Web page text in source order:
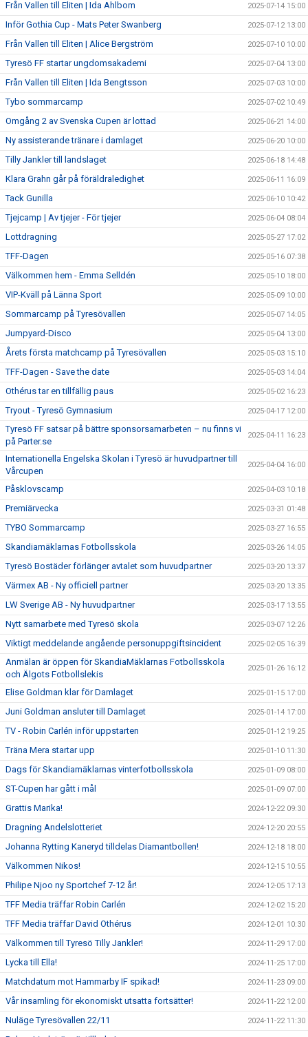
Från Vallen till Eliten | Ida Ahlbom 2025-07-14 15:00
Inför Gothia Cup - Mats Peter Swanberg 2025-07-12 13:00
Från Vallen till Eliten | Alice Bergström 2025-07-10 10:00
Tyresö FF startar ungdomsakademi 2025-07-04 13:00
Från Vallen till Eliten | Ida Bengtsson 2025-07-03 10:00
Tybo sommarcamp 2025-07-02 10:49
Omgång 2 av Svenska Cupen är lottad 2025-06-21 14:00
Ny assisterande tränare i damlaget 2025-06-20 10:00
Tilly Jankler till landslaget 2025-06-18 14:48
Klara Grahn går på föräldraledighet 2025-06-11 16:09
Tack Gunilla 2025-06-10 10:42
Tjejcamp | Av tjejer - För tjejer 2025-06-04 08:04
Lottdragning 2025-05-27 17:02
TFF-Dagen 2025-05-16 07:38
Välkommen hem - Emma Selldén 2025-05-10 18:00
VIP-Kväll på Länna Sport 2025-05-09 10:00
Sommarcamp på Tyresövallen 2025-05-07 14:05
Jumpyard-Disco 2025-05-04 13:00
Årets första matchcamp på Tyresövallen 2025-05-03 15:10
TFF-Dagen - Save the date 2025-05-03 14:04
Othérus tar en tillfällig paus 2025-05-02 16:23
Tryout - Tyresö Gymnasium 2025-04-17 12:00
Tyresö FF satsar på bättre sponsorsamarbeten – nu finns vi
på Parter.se
2025-04-11 16:23
Internationella Engelska Skolan i Tyresö är huvudpartner till
Vårcupen
2025-04-04 16:00
Påsklovscamp 2025-04-03 10:18
Premiärvecka 2025-03-31 01:48
TYBO Sommarcamp 2025-03-27 16:55
Skandiamäklarnas Fotbollsskola 2025-03-26 14:05
Tyresö Bostäder förlänger avtalet som huvudpartner 2025-03-20 13:37
Värmex AB - Ny officiell partner 2025-03-20 13:35
LW Sverige AB - Ny huvudpartner 2025-03-17 13:55
Nytt samarbete med Tyresö skola 2025-03-07 12:26
Viktigt meddelande angående personuppgiftsincident 2025-02-05 16:39
Anmälan är öppen för SkandiaMäklarnas Fotbollsskola
och Älgots Fotbollslekis
2025-01-26 16:12
Elise Goldman klar för Damlaget 2025-01-15 17:00
Juni Goldman ansluter till Damlaget 2025-01-14 17:00
TV - Robin Carlén inför uppstarten 2025-01-12 19:25
Träna Mera startar upp 2025-01-10 11:30
Dags för Skandiamäklarnas vinterfotbollsskola 2025-01-09 08:00
ST-Cupen har gått i mål 2025-01-09 07:00
Grattis Marika! 2024-12-22 09:30
Dragning Andelslotteriet 2024-12-20 20:55
Johanna Rytting Kaneryd tilldelas Diamantbollen! 2024-12-18 18:00
Välkommen Nikos! 2024-12-15 10:55
Philipe Njoo ny Sportchef 7-12 år! 2024-12-05 17:13
TFF Media träffar Robin Carlén 2024-12-02 15:20
TFF Media träffar David Othérus 2024-12-01 10:30
Välkommen till Tyresö Tilly Jankler! 2024-11-29 17:00
Lycka till Ella! 2024-11-25 17:00
Matchdatum mot Hammarby IF spikad! 2024-11-23 09:00
Vår insamling för ekonomiskt utsatta fortsätter! 2024-11-22 12:00
Nuläge Tyresövallen 22/11 2024-11-22 11:30